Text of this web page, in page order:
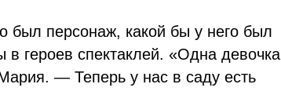
был персонаж, какой бы у него был
героев спектаклей. «Одна девочка
— Теперь у нас в саду есть